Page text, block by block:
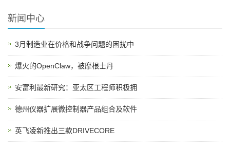
新闻中心
3月制造业在价格和战争问题的困扰中
爆火的OpenClaw，被摩根士丹
安富利最新研究：亚太区工程师积极拥
德州仪器扩展微控制器产品组合及软件
英飞凌新推出三款DRIVECORE